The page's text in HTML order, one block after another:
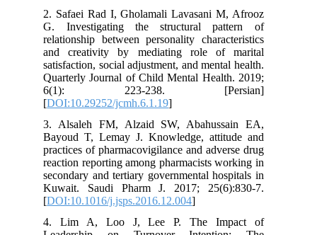
2. Safaei Rad I, Gholamali Lavasani M, Afrooz
G. Investigating the structural pattern of
relationship between personality characteristics
and creativity by mediating role of marital
satisfaction, social adjustment, and mental health.
Quarterly Journal of Child Mental Health. 2019;
6(1): 223-238. [Persian]
[DOI:10.29252/jcmh.6.1.19
3. Alsaleh FM, Alzaid SW, Abahussain EA,
Bayoud T, Lemay J. Knowledge, attitude and
practices of pharmacovigilance and adverse drug
reaction reporting among pharmacists working in
secondary and tertiary governmental hospitals in
Kuwait. Saudi Pharm J. 2017; 25(6):830-7.
[DOI:10.1016/j.jsps.2016.12.004
4. Lim A, Loo J, Lee P. The Impact of